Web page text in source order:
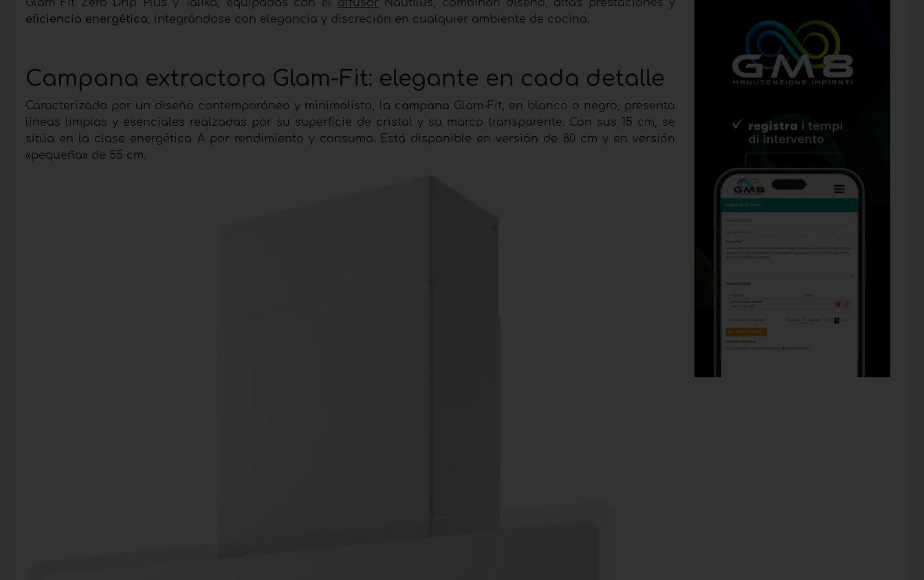
Glam Fit Zero Drip Plus y Talìka, equipadas con el difusorNautilus, combinan diseño, altas prestaciones y
eficiencia energética, integrándose con elegancia y discreción en cualquier ambiente de cocina.
Campana extractora Glam-Fit: elegante en cada detalle
Caracterizada por un diseño contemporáneo y minimalista, la campana Glam-Fit, en blanco o negro, presenta
líneas limpias y esenciales realzadas por su superficie de cristal y su marco transparente. Con sus 15 cm, se
sitúa en la clase energética A por rendimiento y consumo. Está disponible en versión de 80 cm y en versión
«pequeña» de 55 cm.